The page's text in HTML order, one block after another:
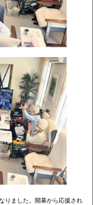
りました。開幕から応援され